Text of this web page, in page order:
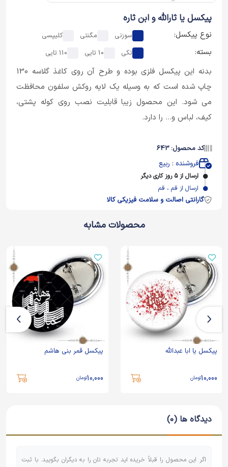
پیکسل یا ثارالله و ابن ثاره
نوع پیکسل: سوزنی مگنتی کلیپسی
بسته: تکی 10 تایی 110 تایی
بدنه این پیکسل فلزی بوده و طرح آن روی کاغذ گلاسه 130
چاپ شده است که به وسیله یک لایه روکش سلفون محافظت
می شود. این محصول زیبا قابلیت نصب روی کوله پشتی،
کیف، لباس و... را دارد.
کد محصول: 643
فروشنده : ربیع
ارسال از 5 روز کاری دیگر
ارسال از قم ، قم
گارانتی اصالت و سلامت فیزیکی کالا
محصولات مشابه
پیکسل یا ابا عبدالله
10,000تومان
پیکسل قمر بنی هاشم
10,000تومان
دیدگاه ها (0)
اگر این محصول را قبلاً خریده اید تجربه تان را به دیگران بگویید. با ثبت